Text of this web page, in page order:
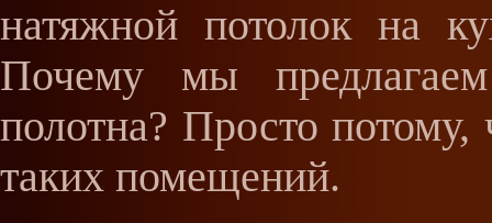
натяжной потолок на
Почему мы
полотна? Просто
таких помещений.